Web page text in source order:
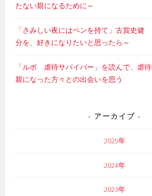
たない親になるために～
「さみしい夜にはペンを持て」古賀史
分を、好きになりたいと思ったら～
「ルポ 虐待サバイバー」を読んで、虐
親になった方々との出会いを思う
アーカイブ
2025年
2024年
2023年